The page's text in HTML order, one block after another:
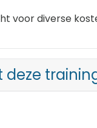
voor diverse